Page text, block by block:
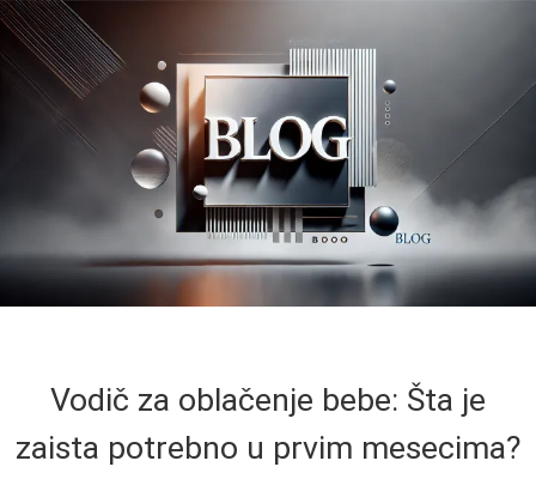
Vodič za oblačenje bebe: Šta je
zaista potrebno u prvim mesecima?